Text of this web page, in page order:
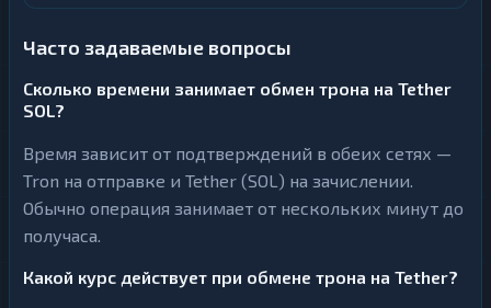
Часто задаваемые вопросы
Сколько времени занимает обмен трона на Tether
SOL?
Время зависит от подтверждений в обеих сетях —
Tron на отправке и Tether (SOL) на зачислении.
Обычно операция занимает от нескольких минут до
получаса.
Какой курс действует при обмене трона на Tether?